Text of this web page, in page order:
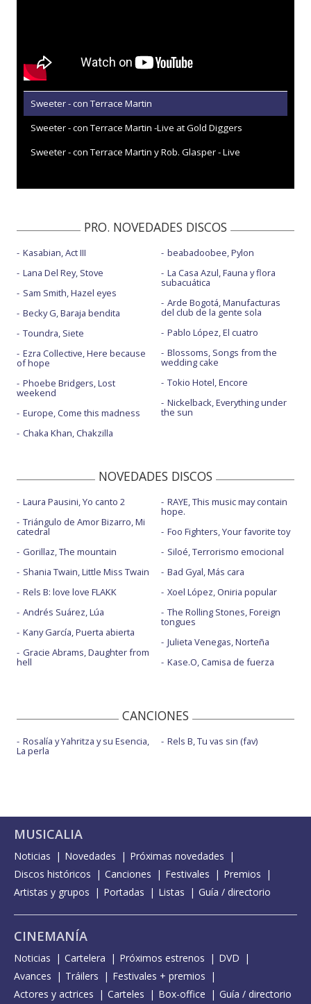
Sweeter - con Terrace Martin
Sweeter - con Terrace Martin -Live at Gold Diggers
Sweeter - con Terrace Martin y Rob. Glasper - Live
PRO. NOVEDADES DISCOS
Kasabian, Act III
Lana Del Rey, Stove
Sam Smith, Hazel eyes
Becky G, Baraja bendita
Toundra, Siete
Ezra Collective, Here because
of hope
Phoebe Bridgers, Lost
weekend
Europe, Come this madness
Chaka Khan, Chakzilla
beabadoobee, Pylon
La Casa Azul, Fauna y flora
subacuática
Arde Bogotá, Manufacturas
del club de la gente sola
Pablo López, El cuatro
Blossoms, Songs from the
wedding cake
Tokio Hotel, Encore
Nickelback, Everything under
the sun
NOVEDADES DISCOS
Laura Pausini, Yo canto 2
Triángulo de Amor Bizarro, Mi
catedral
Gorillaz, The mountain
Shania Twain, Little Miss Twain
Rels B: love love FLAKK
Andrés Suárez, Lúa
Kany García, Puerta abierta
Gracie Abrams, Daughter from
hell
RAYE, This music may contain
hope.
Foo Fighters, Your favorite toy
Siloé, Terrorismo emocional
Bad Gyal, Más cara
Xoel López, Oniria popular
The Rolling Stones, Foreign
tongues
Julieta Venegas, Norteña
Kase.O, Camisa de fuerza
CANCIONES
Rosalía y Yahritza y su Esencia,
La perla
Rels B, Tu vas sin (fav)
MUSICALIA
Noticias Novedades
Próximas novedades
Discos históricos
Canciones Festivales
Premios
Artistas y grupos
Portadas Listas Guía / directorio
CINEMANÍA
Noticias Cartelera Próximos estrenos
DVD
Avances
Tráilers
Festivales + premios
Actores y actrices
Carteles Box-office Guía / directorio